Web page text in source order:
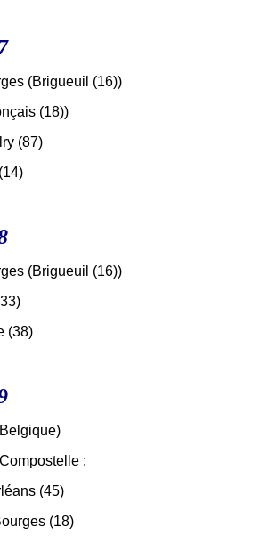
(Brigueuil (16))
(18))
(87)
(Brigueuil (16))
(38)
:
(45)
(18)